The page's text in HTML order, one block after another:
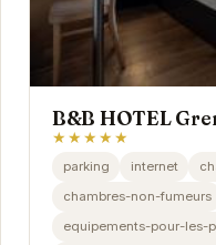
B&B HOTEL
★★★★★
parking internet
chambres-non-fumeurs
equipements-pour-les-